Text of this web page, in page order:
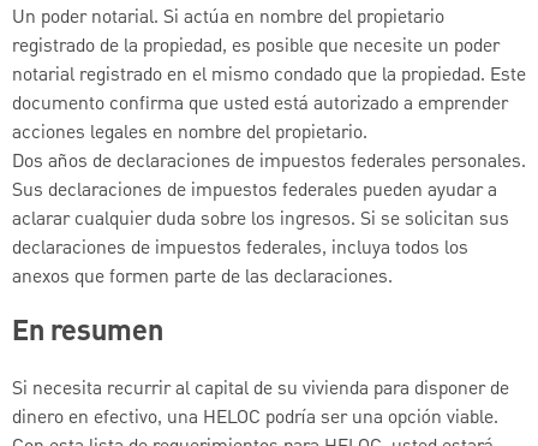
Un poder notarial. Si actúa en nombre del propietario
registrado de la propiedad, es posible que necesite un poder
notarial registrado en el mismo condado que la propiedad. Este
documento confirma que usted está autorizado a emprender
acciones legales en nombre del propietario.
Dos años de declaraciones de impuestos federales personales.
Sus declaraciones de impuestos federales pueden ayudar a
aclarar cualquier duda sobre los ingresos. Si se solicitan sus
declaraciones de impuestos federales, incluya todos los
anexos que formen parte de las declaraciones.
En resumen
Si necesita recurrir al capital de su vivienda para disponer de
dinero en efectivo, una HELOC podría ser una opción viable.